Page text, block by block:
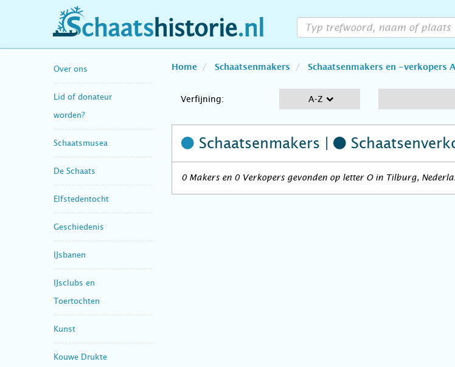
schaatshistorie.nl
Over ons
Lid of donateur
worden?
Schaatsmusea
De Schaats
Elfstedentocht
Geschiedenis
IJsbanen
IJsclubs en
Toertochten
Kunst
Kouwe Drukte
Home Schaatsenmakers Schaatsenmakers en -verkopers
Verfijning: A-Z
Schaatsenmakers |
0 Makers en 0 Verkopers gevonden op letter O in Tilburg,